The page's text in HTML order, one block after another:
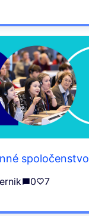
spoločenstvo
0 7